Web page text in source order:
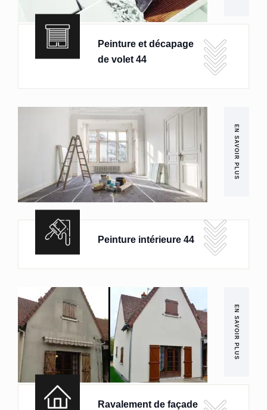
Peinture et décapage
de volet 44
EN SAVOIR PLUS
Peinture intérieure 44
EN SAVOIR PLUS
Ravalement de façade